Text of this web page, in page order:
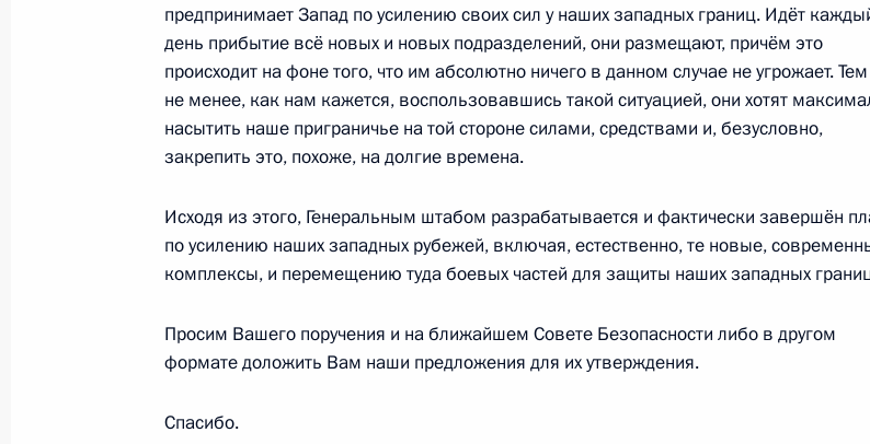
14 февраля 2022 года, понедельник
Встреча с Министром обороны Сергеем Шойгу
14 февраля 2022 года, 16:00 Москва, Кремль
Встреча с главой МИД России Сергеем Лавровым
14 февраля 2022 года, 15:30 Москва, Кремль
3
9 февраля 2022 года, среда
Совещание судей судов общей юрисдикции и арбитражных судов
предпринимает Запад по усилению своих сил у наших западных границ. Идёт
день прибытие всё новых и новых подразделений, они размещают, причём это
происходит на фоне того, что им абсолютно ничего в данном случае не угрожает. Тем
не менее, как нам кажется, воспользовавшись такой ситуацией, они хотят
насытить наше приграничье на той стороне силами, средствами и, безусловно,
закрепить это, похоже, на долгие времена.
Исходя из этого, Генеральным штабом разрабатывается и фактически завершён
по усилению наших западных рубежей, включая, естественно, те новые,
комплексы, и перемещению туда боевых частей для защиты наших западных
Просим Вашего поручения и на ближайшем Совете Безопасности либо в другом
формате доложить Вам наши предложения для их утверждения.
Спасибо.